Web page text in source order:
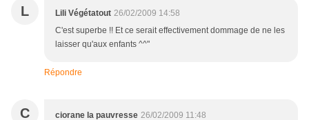
L Lili Végétatout 26/02/2009 14:58
C'est superbe !! Et ce serait effectivement dommage de ne les
laisser qu'aux enfants ^^"
Répondre
C ciorane la pauvresse 26/02/2009 11:48